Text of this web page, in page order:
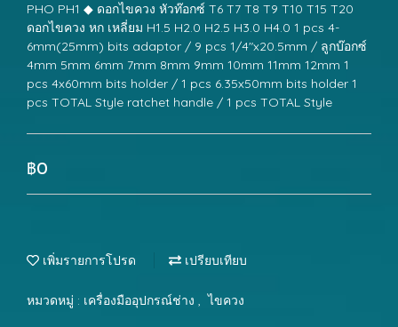
PHO PH1 ◆ ดอกไขควง หัวท๊อกซ์ T6 T7 T8 T9 T10 T15 T20
ดอกไขควง หก เหลี่ยม H1.5 H2.0 H2.5 H3.0 H4.0 1 pcs 4-
6mm(25mm) bits adaptor / 9 pcs 1/4"x20.5mm / ลูกบ๊อกซ์
4mm 5mm 6mm 7mm 8mm 9mm 10mm 11mm 12mm 1
pcs 4x60mm bits holder / 1 pcs 6.35x50mm bits holder 1
pcs TOTAL Style ratchet handle / 1 pcs TOTAL Style
฿0
เพิ่มรายการโปรด เปรียบเทียบ
หมวดหมู่ : เครื่องมืออุปกรณ์ช่าง , ไขควง